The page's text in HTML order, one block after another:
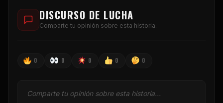
DISCURSO DE LUCHA
Comparte tu opinión sobre esta historia.
0 0 0 0 0